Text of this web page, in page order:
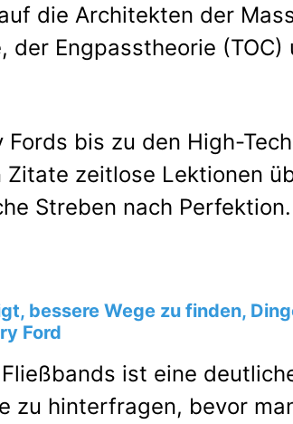
die Architekten der
der Engpasstheorie
Fords bis zu den High-
zeitlose Lektionen
Streben nach Perfektion.
bessere Wege zu finden,
Ford
ist eine
zu hinterfragen, bevor